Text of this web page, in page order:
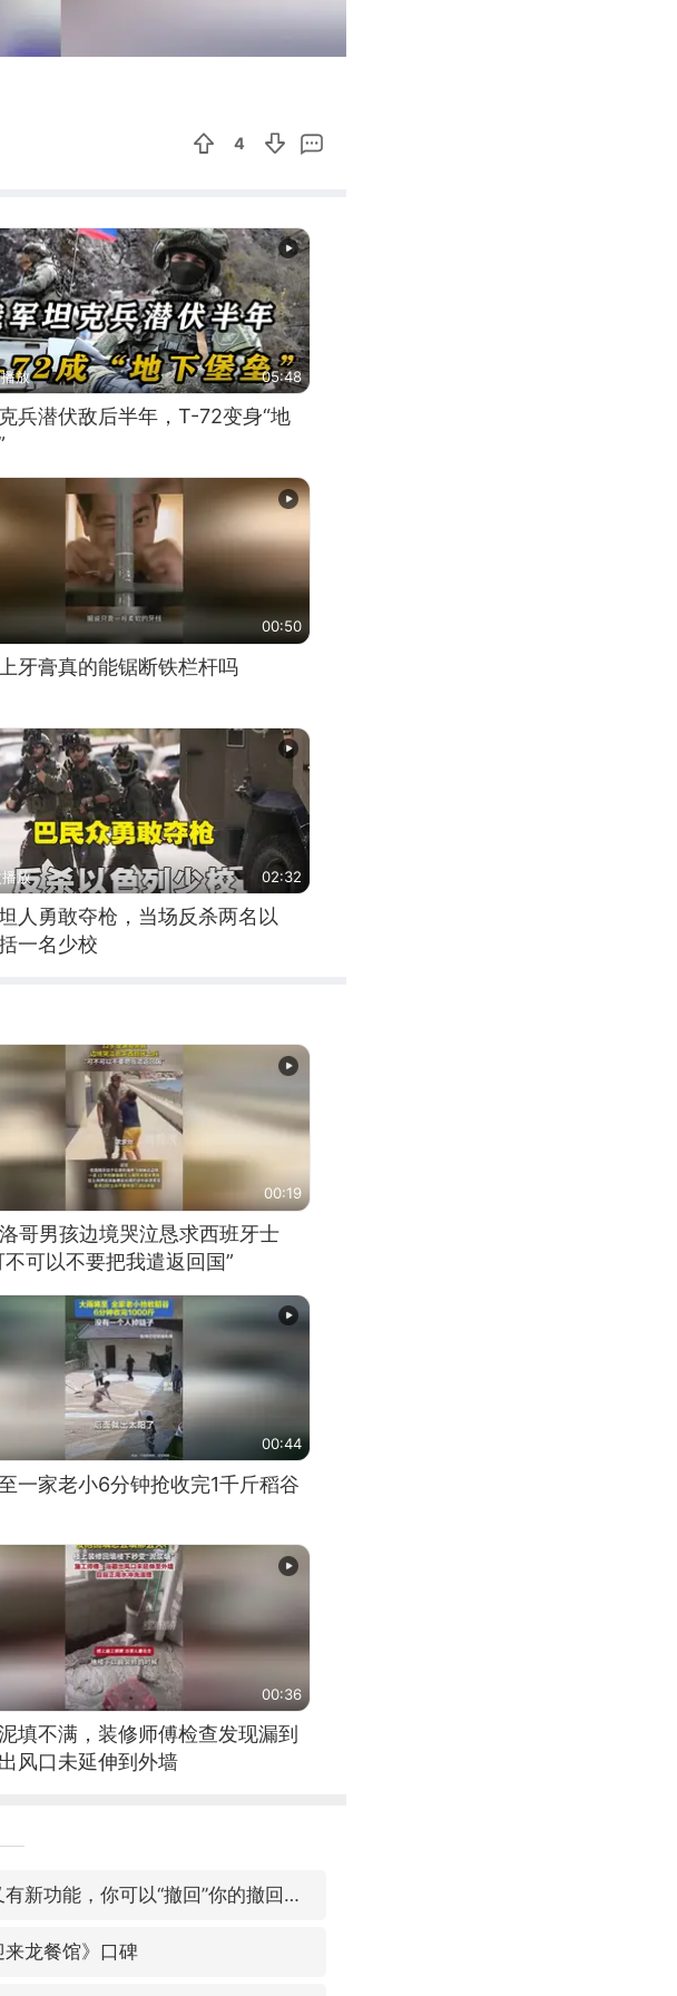
4
放 05:48
兵潜伏敌后半年，T-72变身“地
00:50
牙膏真的能锯断铁栏杆吗
放 02:32
人勇敢夺枪，当场反杀两名以
一名少校
00:19
哥男孩边境哭泣恳求西班牙士
不可以不要把我遣返回国”
00:44
一家老小6分钟抢收完1千斤稻谷
00:36
填不满，装修师傅检查发现漏到
风口未延伸到外墙
微信又有新功能，你可以“撤回”你的撤回了！
来龙餐馆》口碑